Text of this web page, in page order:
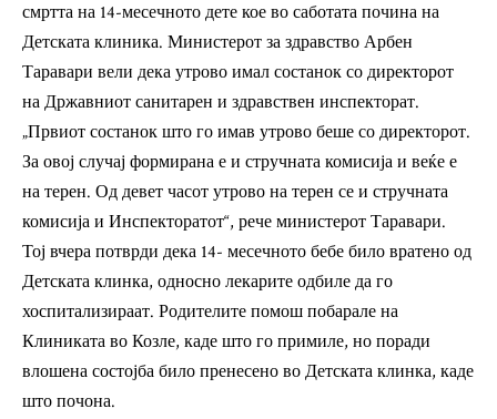
смртта на 14-месечното дете кое во саботата почина на
Детската клиника. Министерот за здравство Арбен
Таравари вели дека утрово имал состанок со директорот
на Државниот санитарен и здравствен инспекторат.
„Првиот состанок што го имав утрово беше со директорот.
За овој случај формирана е и стручната комисија и веќе е
на терен. Од девет часот утрово на терен се и стручната
комисија и Инспекторатот“, рече министерот Таравари.
Тој вчера потврди дека 14- месечното бебе било вратено од
Детската клинка, односно лекарите одбиле да го
хоспитализираат. Родителите помош побарале на
Клиниката во Козле, каде што го примиле, но поради
влошена состојба било пренесено во Детската клинка, каде
што почона.